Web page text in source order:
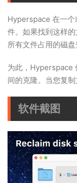
Hyperspace 在一个
件。如果找到这样
所有文件占用的磁
为此，Hyperspace
间的克隆。当您复
软件截图